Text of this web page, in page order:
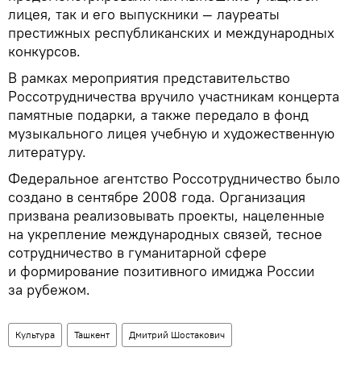
лицея, так и его выпускники — лауреаты
престижных республиканских и международных
конкурсов.
В рамках мероприятия представительство
Россотрудничества вручило участникам концерта
памятные подарки, а также передало в фонд
музыкального лицея учебную и художественную
литературу.
Федеральное агентство Россотрудничество было
создано в сентябре 2008 года. Организация
призвана реализовывать проекты, нацеленные
на укрепление международных связей, тесное
сотрудничество в гуманитарной сфере
и формирование позитивного имиджа России
за рубежом.
Культура Ташкент Дмитрий Шостакович